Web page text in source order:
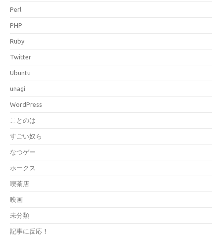
Perl
PHP
Ruby
Twitter
Ubuntu
unagi
WordPress
ことのは
すごい奴ら
なつゲー
ホークス
喫茶店
映画
未分類
記事に反応！